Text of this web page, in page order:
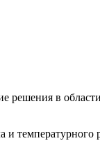
решения в
и